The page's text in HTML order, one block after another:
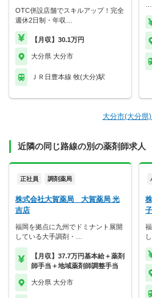
OTC併設店舗でスキルアップ！完全
週休2日制・年収…
【月収】30.1万円
大分県 大分市
ＪＲ日豊本線 牧(大分)駅
…
大分市(大分県
近隣の同じ路線の別の薬剤師求人
正社員 調剤薬局
株式会社大賀薬局 大賀薬局 光
吉店
福岡を拠点に九州でドミナント展開
している大手調剤・…
【月収】37.7万円基本給＋薬剤
師手当＋地域薬剤師調整手当
大分県 大分市